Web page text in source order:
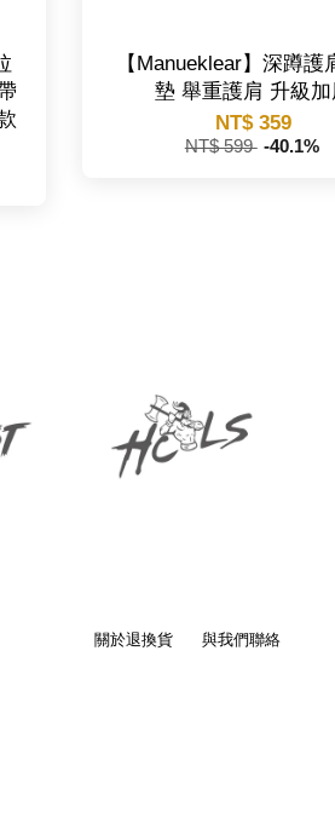
【Manueklear】深蹲護
墊 舉重護肩 升級
NT$ 359
NT$ 599 -40.1%
關於退換貨 與我們聯絡